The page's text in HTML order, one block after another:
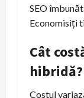
SEO
Economisiți
Cât
hibridă?
Costul